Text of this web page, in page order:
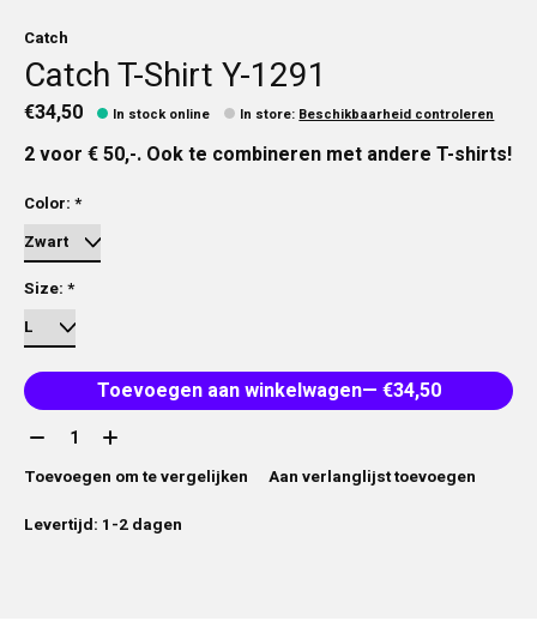
Catch
Catch T-Shirt Y-1291
€34,50 In stock online In store: Beschikbaarheid controleren
2 voor € 50,-. Ook te combineren met andere T-shirts!
Color: *
Size: *
Toevoegen aan winkelwagen
— €34,50
Aantal:
Toevoegen om te vergelijken
Aan verlanglijst toevoegen
Levertijd: 1-2 dagen